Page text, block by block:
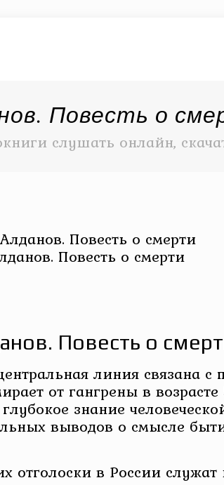
Повесть о
слушать онлайн,
Повесть о смерти
Повесть о
линия связана
от гангрены в
знание
выводов о смысле
в России